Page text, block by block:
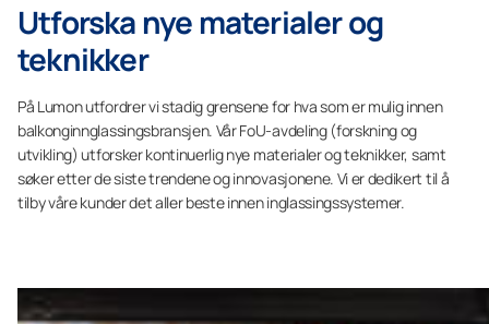
Utforska nye materialer og
teknikker
På Lumon utfordrer vi stadig grensene for hva som er mulig innen
balkonginnglassingsbransjen. Vår FoU-avdeling (forskning og
utvikling) utforsker kontinuerlig nye materialer og teknikker, samt
søker etter de siste trendene og innovasjonene. Vi er dedikert til å
tilby våre kunder det aller beste innen inglassingssystemer.